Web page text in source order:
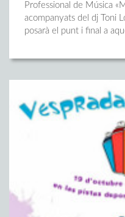
Professional de Música
acompanyats del dj Toni
posarà el punt i final a